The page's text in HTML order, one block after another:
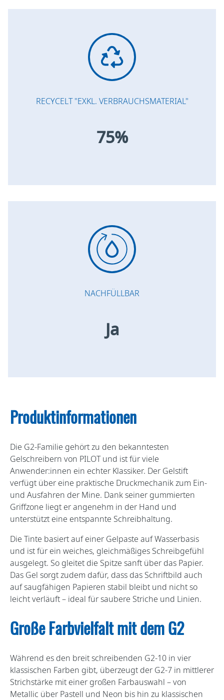
RECYCELT "EXKL. VERBRAUCHSMATERIAL"
75%
NACHFÜLLBAR
Ja
Produktinformationen
Die G2-Familie gehört zu den bekanntesten
Gelschreibern von PILOT und ist für viele
Anwender:innen ein echter Klassiker. Der Gelstift
verfügt über eine praktische Druckmechanik zum Ein-
und Ausfahren der Mine. Dank seiner gummierten
Griffzone liegt er angenehm in der Hand und
unterstützt eine entspannte Schreibhaltung.
Die Tinte basiert auf einer Gelpaste auf Wasserbasis
und ist für ein weiches, gleichmäßiges Schreibgefühl
ausgelegt. So gleitet die Spitze sanft über das Papier.
Das Gel sorgt zudem dafür, dass das Schriftbild auch
auf saugfähigen Papieren stabil bleibt und nicht so
leicht verläuft – ideal für saubere Striche und Linien.
Große Farbvielfalt mit dem G2
Während es den breit schreibenden G2-10 in vier
klassischen Farben gibt, überzeugt der G2-7 in mittlerer
Strichstärke mit einer großen Farbauswahl – von
Metallic über Pastell und Neon bis hin zu klassischen